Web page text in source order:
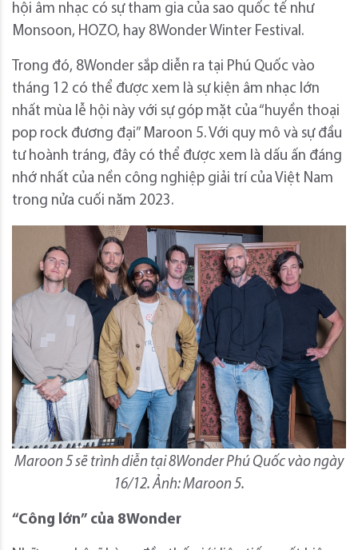
hội âm nhạc có sự tham gia của sao quốc tế như
Monsoon, HOZO, hay 8Wonder Winter Festival.
Trong đó, 8Wonder sắp diễn ra tại Phú Quốc vào
tháng 12 có thể được xem là sự kiện âm nhạc lớn
nhất mùa lễ hội này với sự góp mặt của “huyền thoại
pop rock đương đại” Maroon 5. Với quy mô và sự đầu
tư hoành tráng, đây có thể được xem là dấu ấn đáng
nhớ nhất của nền công nghiệp giải trí của Việt Nam
trong nửa cuối năm 2023.
Maroon 5 sẽ trình diễn tại 8Wonder Phú Quốc vào ngày
16/12. Ảnh: Maroon 5.
“Công lớn” của 8Wonder